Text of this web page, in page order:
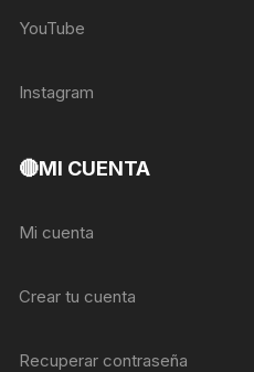
YouTube
Instagram
🔴MI CUENTA
Mi cuenta
Crear tu cuenta
Recuperar contraseña